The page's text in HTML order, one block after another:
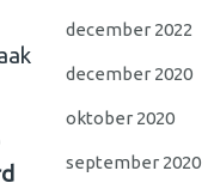
december 2022
december 2020
oktober 2020
september 2020